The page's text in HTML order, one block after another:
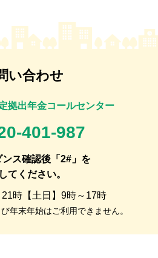
い合わせ
拠出年金コールセンター
401-987
ス確認後「2#」を
てください。
21時【土日】9時～17時
年末年始はご利用できません。